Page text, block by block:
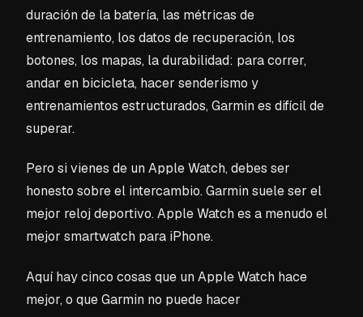
duración de la batería, las métricas de
entrenamiento, los datos de recuperación, los
botones, los mapas, la durabilidad: para correr,
andar en bicicleta, hacer senderismo y
entrenamientos estructurados, Garmin es difícil de
superar.
Pero si vienes de un Apple Watch, debes ser
honesto sobre el intercambio. Garmin suele ser el
mejor reloj deportivo. Apple Watch es a menudo el
mejor smartwatch para iPhone.
Aquí hay cinco cosas que un Apple Watch hace
mejor, o que Garmin no puede hacer